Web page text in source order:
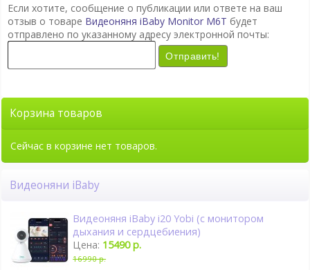
Если хотите, сообщение о публикации или ответе на ваш
отзыв о товаре Видеоняня iBaby Monitor M6T будет
отправлено по указанному адресу электронной почты:
Отправить!
Корзина товаров
Сейчас в корзине нет товаров.
Видеоняни iBaby
Видеоняня iBaby i20 Yobi (с монитором
дыхания и сердцебиения)
Цена: 15490 р.
16990 р.